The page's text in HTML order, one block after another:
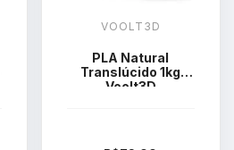
VOOLT3D
PLA Natural
Translúcido 1kg
Voolt3D